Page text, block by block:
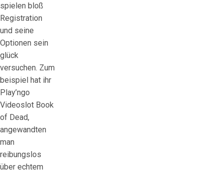
spielen bloß
Registration
und seine
Optionen sein
glück
versuchen. Zum
beispiel hat ihr
Play’ngo
Videoslot Book
of Dead,
angewandten
man
reibungslos
über echtem